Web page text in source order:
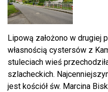
Lipową założono w drugiej
własnością cystersów z
stuleciach wieś
szlacheckich.
jest kościół św. Marcina